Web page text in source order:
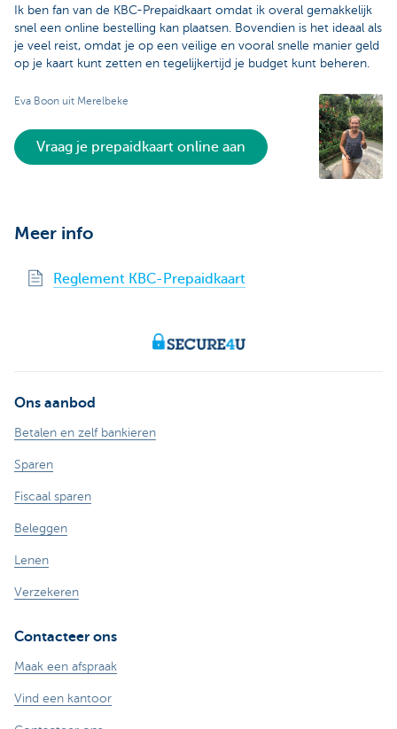
Ik ben fan van de KBC-Prepaidkaart omdat ik overal gemakkelijk
snel een online bestelling kan plaatsen. Bovendien is het ideaal als
je veel reist, omdat je op een veilige en vooral snelle manier geld
op je kaart kunt zetten en tegelijkertijd je budget kunt beheren.
Eva Boon uit Merelbeke
Vraag je prepaidkaart online aan
Meer info
Reglement KBC-Prepaidkaart
Ons aanbod
Betalen en zelf bankieren
Sparen
Fiscaal sparen
Beleggen
Lenen
Verzekeren
Contacteer ons
Maak een afspraak
Vind een kantoor